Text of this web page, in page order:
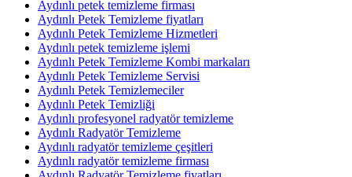
Aydınlı petek temizleme firması
Aydınlı Petek Temizleme fiyatları
Aydınlı Petek Temizleme Hizmetleri
Aydınlı petek temizleme işlemi
Aydınlı Petek Temizleme Kombi markaları
Aydınlı Petek Temizleme Servisi
Aydınlı Petek Temizlemeciler
Aydınlı Petek Temizliği
Aydınlı profesyonel radyatör temizleme
Aydınlı Radyatör Temizleme
Aydınlı radyatör temizleme çeşitleri
Aydınlı radyatör temizleme firması